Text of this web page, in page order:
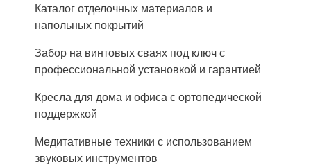
Каталог отделочных материалов и
напольных покрытий
Забор на винтовых сваях под ключ с
профессиональной установкой и гарантией
Кресла для дома и офиса с ортопедической
поддержкой
Медитативные техники с использованием
звуковых инструментов